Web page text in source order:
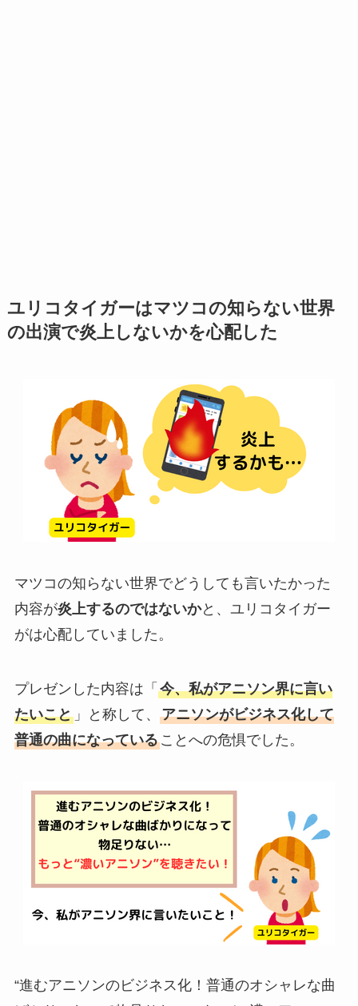
ユリコタイガーはマツコの知らない世界
の出演で炎上しないかを心配した
マツコの知らない世界でどうしても言いたかった
内容が炎上するのではないかと、ユリコタイガー
がは心配していました。
プレゼンした内容は「 今、私がアニソン界に言い
たいこと」と称して、 アニソンがビジネス化して
普通の曲になっていることへの危惧でした。
“進むアニソンのビジネス化！普通のオシャレな曲